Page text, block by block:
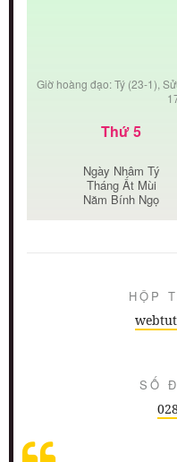
Giờ hoàng đạo: Tý (23-1),
Thứ 5
Ngày Nhâm Tý
Tháng Ất Mùi
Năm Bính Ngọ
HỘP
SỐ